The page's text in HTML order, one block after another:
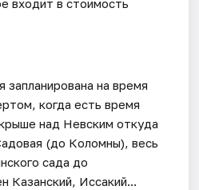
входит в стоимость
на время
когда есть время
над Невским откуда
(до Коломны), весь
сада до
Казанский, Иссакий...